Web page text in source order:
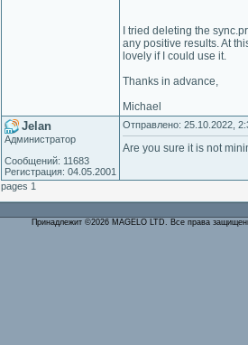
I tried deleting the
any positive results. At
lovely if I could use it.
Thanks in advance,
Michael
Jelan
Администратор
Сообщений: 11683
Регистрация: 04.05.2001
Отправлено: 25.10.2022,
Are you sure it is not
pages 1
Принадлежит ©2026 MAGELO LTD. Все права